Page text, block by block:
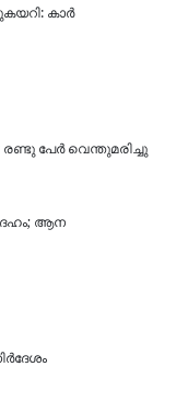
കാര്‍
രണ്ടു പേര്‍ വെന്തുമരിച്ചു
ആന